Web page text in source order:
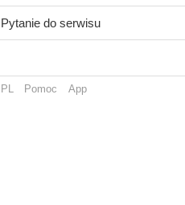
Pytanie do serwisu
PL Pomoc App